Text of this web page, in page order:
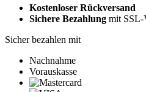
Kostenloser Rückversand
Sichere Bezahlung mit SSL-
Sicher bezahlen mit
Nachnahme
Vorauskasse